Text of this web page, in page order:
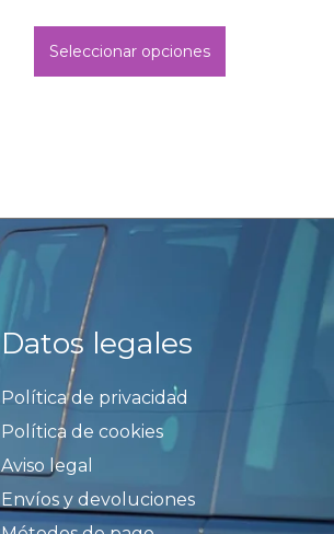
Seleccionar opciones
Datos legales
Política de privacidad
Política de cookies
Aviso legal
Envíos y devoluciones